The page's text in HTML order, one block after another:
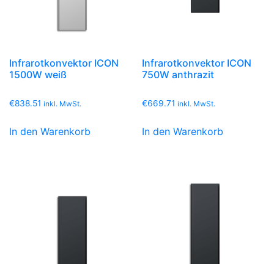
Infrarotkonvektor ICON
1500W weiß
€838.51 inkl. MwSt.
In den Warenkorb
Infrarotkonvektor ICON
750W anthrazit
€669.71 inkl. MwSt.
In den Warenkorb